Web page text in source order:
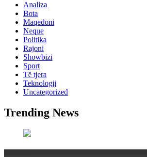
Analiza
Bota
Maqedoni
Neque
Politika
Rajoni
Showbizi
Sport
Të tjera
Teknologji
Uncategorized
Trending News